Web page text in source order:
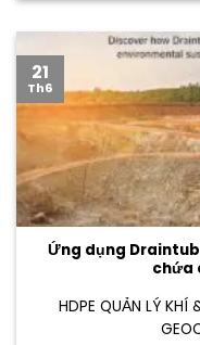
Ứng dụng
chứa
HDPE QUẢN LÝ
21
Th6